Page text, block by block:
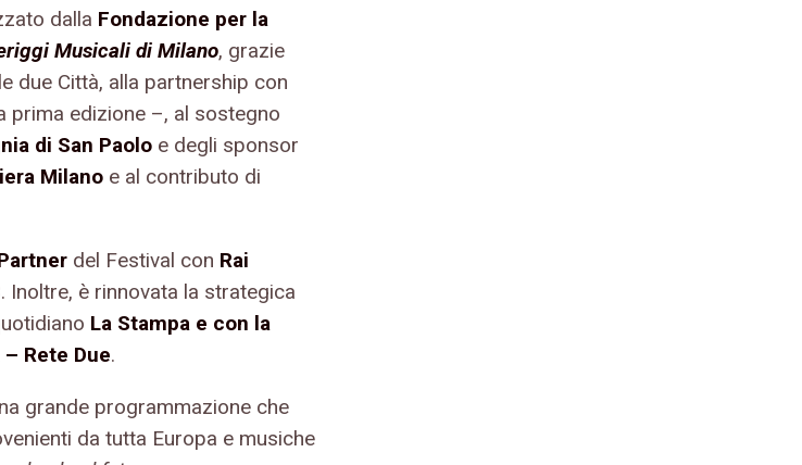
dalla Fondazione per la
Musicali di Milano, grazie
due Città, alla partnership con
prima edizione –, al sostegno
di San Paolo e degli sponsor
Milano e al contributo di
del Festival con Rai
. Inoltre, è rinnovata la strategica
La Stampa e con la
Rete Due.
grande programmazione che
da tutta Europa e musiche